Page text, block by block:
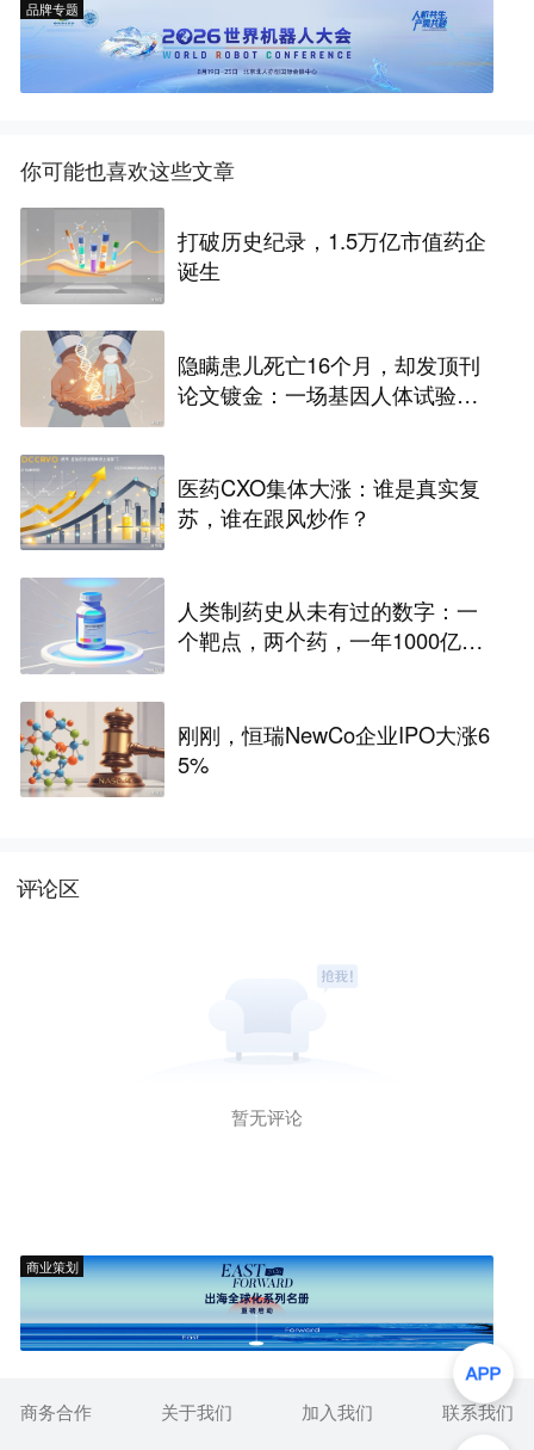
品牌专题
你可能也喜欢这些文章
打破历史纪录，1.5万亿市值药企
诞生
隐瞒患儿死亡16个月，却发顶刊
论文镀金：一场基因人体试验悲
医药CXO集体大涨：谁是真实复
苏，谁在跟风炒作？
人类制药史从未有过的数字：一
个靶点，两个药，一年1000亿美
刚刚，恒瑞NewCo企业IPO大涨6
5%
评论区
暂无评论
商业策划
商务合作 关于我们 加入我们
联系我们